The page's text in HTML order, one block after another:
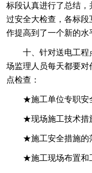
标段认真进行了总结
过安全大检查，各标
作提高到了一个新的水
十、针对送电工
场监理人员每天都要
点检查：
★施工单位专职安
★现场施工技术措
★施工安全措施的
★施工现场布置和